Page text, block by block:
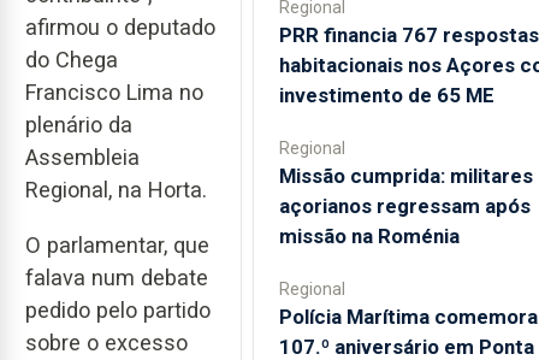
afirmou o deputado
do Chega
Francisco Lima no
plenário da
Assembleia
Regional, na Horta.
O parlamentar, que
falava num debate
pedido pelo partido
sobre o excesso
Regional
PRR financia 767 respostas
habitacionais nos Açores
investimento de 65 ME
Regional
Missão cumprida: militares
açorianos regressam após
missão na Roménia
Regional
Polícia Marítima comemora
107.º aniversário em Ponta